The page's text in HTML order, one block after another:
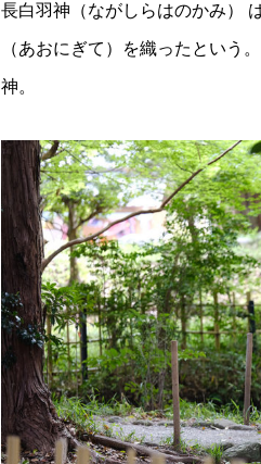
長白羽神（ながしらはのかみ）
（あおにぎて）を織ったという
神。